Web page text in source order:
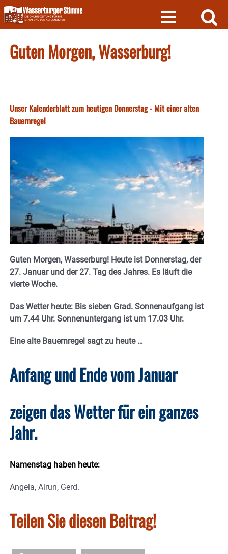
Skip
to
content
Guten Morgen, Wasserburg!
Unser Kalenderblatt zum heutigen Donnerstag - Mit einer alten
Bauernregel
Guten Morgen, Wasserburg! Heute ist Donnerstag, der
27. Januar und der 27. Tag des Jahres. Es läuft die
vierte Woche.
Das Wetter heute: Bis sieben Grad. Sonnenaufgang ist
um 7.44 Uhr. Sonnenuntergang ist um 17.03 Uhr.
Eine alte Bauernregel sagtzu heute …
Anfang und Ende vom Januar
zeigen das Wetter für ein ganzes
Jahr.
Namenstag haben heute:
Angela, Alrun, Gerd.
Teilen Sie diesen Beitrag!